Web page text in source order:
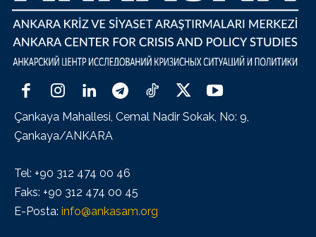
Çankaya Mahallesi, Cemal Nadir Sokak, No: 9,
Çankaya/ANKARA
Tel: +90 312 474 00 46
Faks: +90 312 474 00 45
E-Posta: info@ankasam.org